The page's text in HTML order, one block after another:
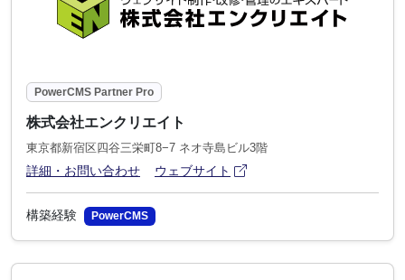
PowerCMS Partner Pro
株式会社エンクリエイト
東京都新宿区四谷三栄町8−7 ネオ寺島ビル3階
詳細・お問い合わせ ウェブサイト
構築経験 PowerCMS